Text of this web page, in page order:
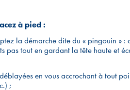
à pied :
la démarche dite du « pingouin » :
pas tout en gardant la tête haute et
en vous accrochant à tout
;